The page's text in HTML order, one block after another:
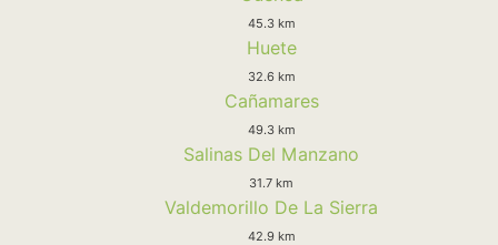
45.3 km
Huete
32.6 km
Cañamares
49.3 km
Salinas Del Manzano
31.7 km
Valdemorillo De La Sierra
42.9 km